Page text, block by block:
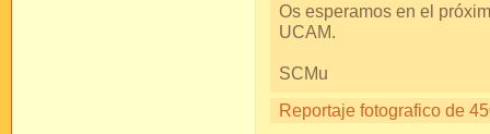
Os esperamos en el
UCAM.
SCMu
Reportaje fotografico de